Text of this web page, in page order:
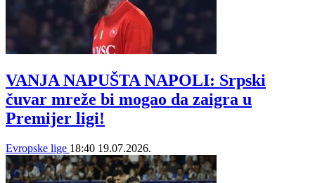
VANJA NAPUŠTA NAPOLI: Srpski
čuvar mreže bi mogao da zaigra u
Premijer ligi!
Evropske lige 18:40 19.07.2026.